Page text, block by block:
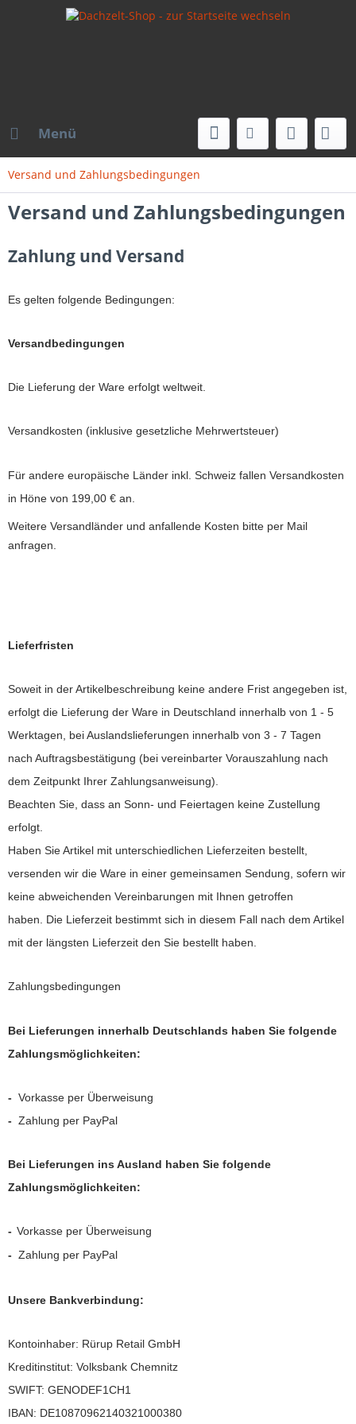
Menü
Versand und Zahlungsbedingungen
Versand und Zahlungsbedingungen
Zahlung und Versand
Es gelten folgende Bedingungen:
Versandbedingungen
Die Lieferung der Ware erfolgt weltweit.
Versandkosten (inklusive gesetzliche Mehrwertsteuer)
Für andere europäische Länder inkl. Schweiz fallen Versandkosten
in Höne von 199,00 € an.
Weitere Versandländer und anfallende Kosten bitte per Mail
anfragen.
Lieferfristen
Soweit in der Artikelbeschreibung keine andere Frist angegeben ist,
erfolgt die Lieferung der Ware in Deutschland innerhalb von 1 - 5
Werktagen,
bei Auslandslieferungen innerhalb von 3 - 7 Tagen
nach Auftragsbestätigung (bei vereinbarter Vorauszahlung nach
dem Zeitpunkt Ihrer Zahlungsanweisung).
Beachten Sie, dass an Sonn- und Feiertagen keine Zustellung
erfolgt.
Haben Sie Artikel mit unterschiedlichen Lieferzeiten bestellt,
versenden wir die Ware in einer gemeinsamen Sendung, sofern wir
keine abweichenden Vereinbarungen mit Ihnen getroffen
haben.
Die Lieferzeit bestimmt sich in diesem Fall nach dem Artikel
mit der längsten Lieferzeit den Sie bestellt haben.
Zahlungsbedingungen
Bei Lieferungen innerhalb Deutschlands haben Sie folgende
Zahlungsmöglichkeiten:
- Vorkasse per Überweisung
- Zahlung per PayPal
Bei Lieferungen ins Ausland haben Sie folgende
Zahlungsmöglichkeiten:
- Vorkasse per Überweisung
- Zahlung per PayPal
Unsere Bankverbindung:
Kontoinhaber: Rürup Retail GmbH
Kreditinstitut: Volksbank Chemnitz
SWIFT: GENODEF1CH1
IBAN: DE10870962140321000380